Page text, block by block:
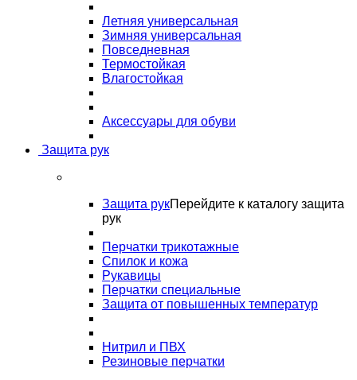
Летняя универсальная
Зимняя универсальная
Повседневная
Термостойкая
Влагостойкая
Аксессуары для обуви
Защита рук
Защита рукПерейдите к каталогу защита
рук
Перчатки трикотажные
Спилок и кожа
Рукавицы
Перчатки специальные
Защита от повышенных температур
Нитрил и ПВХ
Резиновые перчатки